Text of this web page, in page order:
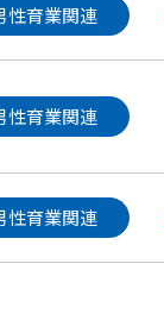
性育業関連
性育業関連
性育業関連